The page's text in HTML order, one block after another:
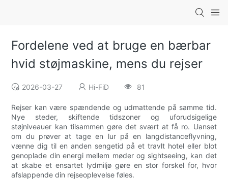
Fordelene ved at bruge en bærbar
hvid støjmaskine, mens du rejser
2026-03-27 Hi-FiD 81
Rejser kan være spændende og udmattende på samme tid.
Nye steder, skiftende tidszoner og uforudsigelige
støjniveauer kan tilsammen gøre det svært at få ro. Uanset
om du prøver at tage en lur på en langdistanceflyvning,
vænne dig til en anden sengetid på et travlt hotel eller blot
genoplade din energi mellem møder og sightseeing, kan det
at skabe et ensartet lydmiljø gøre en stor forskel for, hvor
afslappende din rejseoplevelse føles.